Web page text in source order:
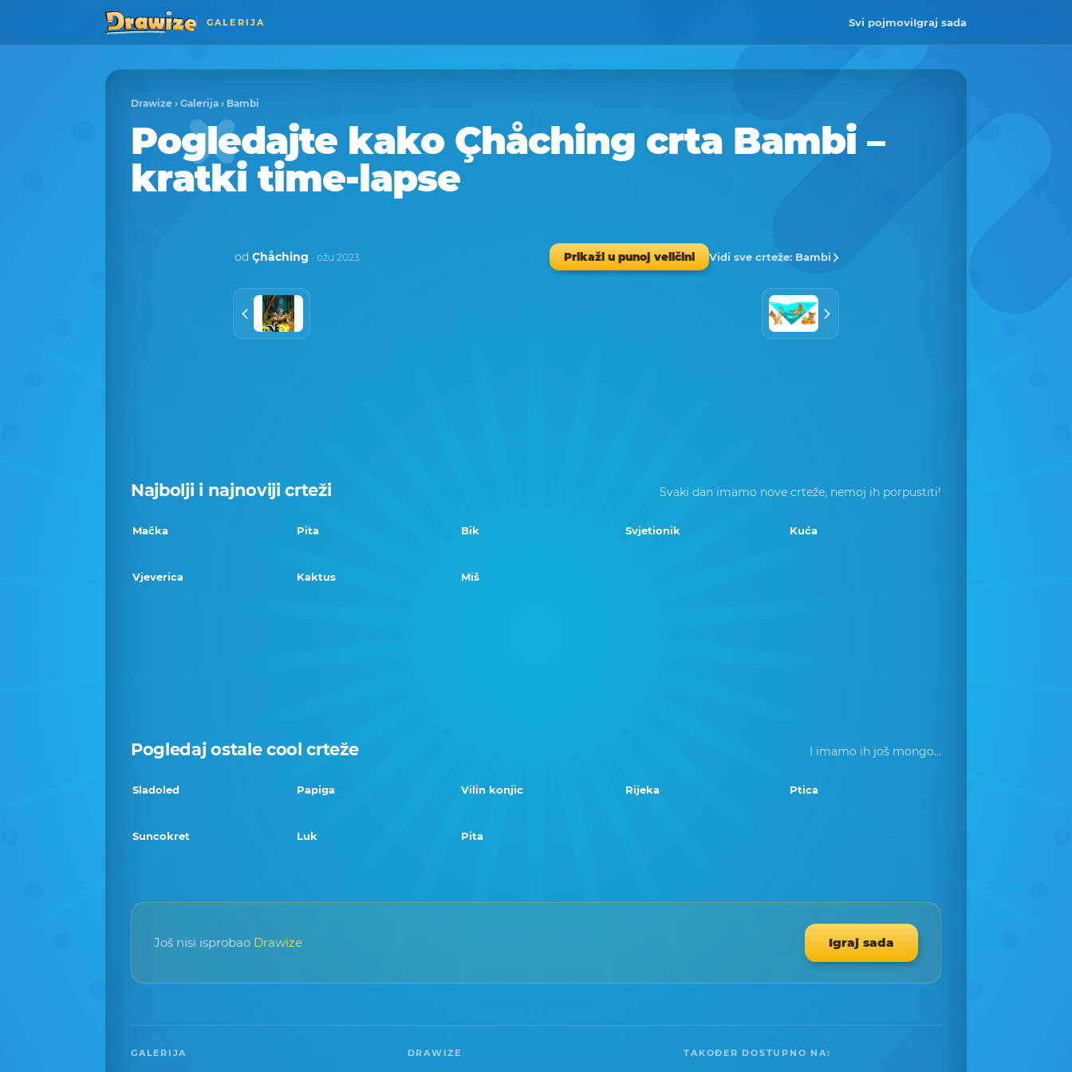
GALERIJA Svi pojmoviIgraj sada
Drawize › Galerija › Bambi
Pogledajte kako Çhåching crta Bambi –
kratki time-lapse
od Çhåching · ožu 2023 Prikaži u punoj veličini Vidi sve crteže: Bambi
Najbolji i najnoviji crteži Svaki dan imamo nove crteže, nemoj ih porpustiti!
Mačka Pita Bik Svjetionik Kuća
Vjeverica Kaktus Miš
Pogledaj ostale cool crteže I imamo ih još mongo...
Sladoled Papiga Vilin konjic Rijeka Ptica
Suncokret Luk Pita
Još nisi isprobao Drawize Igraj sada
GALERIJA DRAWIZE TAKOĐER DOSTUPNO NA: